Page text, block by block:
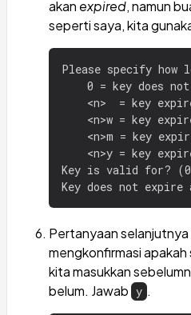
akan expired, namun
seperti saya, kita
Please specify how
0 = key does
<n>  = key
<n>w = key
<n>m = key
<n>y = key
Key is valid for?
Pertanyaan
mengkonfirmasi
kita masukkan
belum. Jawab y .